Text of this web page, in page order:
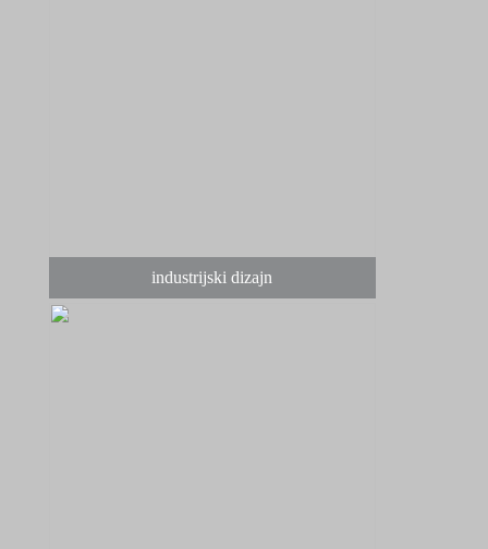
industrijski dizajn